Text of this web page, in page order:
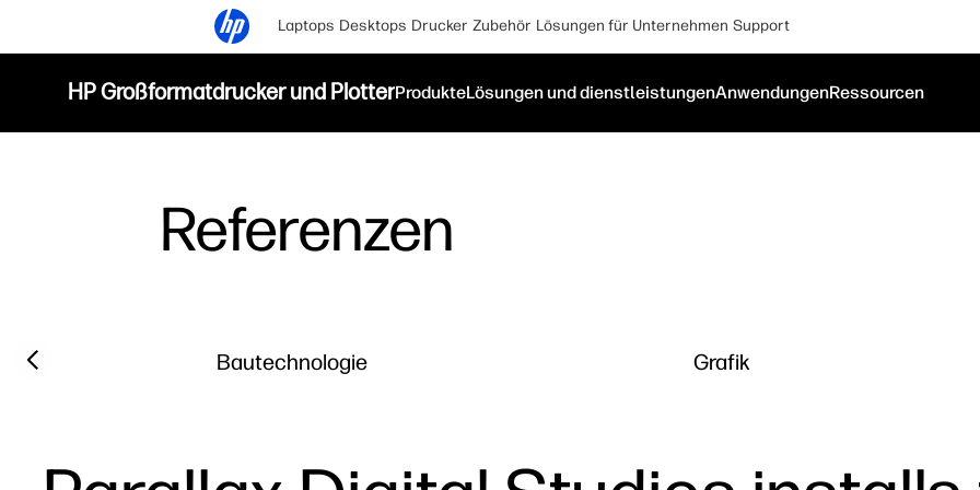
Laptops Desktops Drucker Zubehör Lösungen für Unternehmen Support
HP Großformatdrucker und PlotterProdukteLösungen und dienstleistungenAnwendungenRessourcen
Referenzen
Filter category
Bautechnologie Grafik
Previous slide